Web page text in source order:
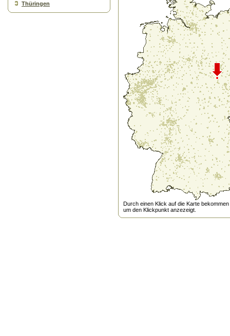
Thüringen
Durch einen Klick auf die Karte
um den Klickpunkt anzezeigt.